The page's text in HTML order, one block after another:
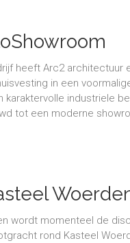
heeft Arc2 architectuur
in een
karaktervolle industriele
tot een moderne
wordt momenteel de
rond Kasteel